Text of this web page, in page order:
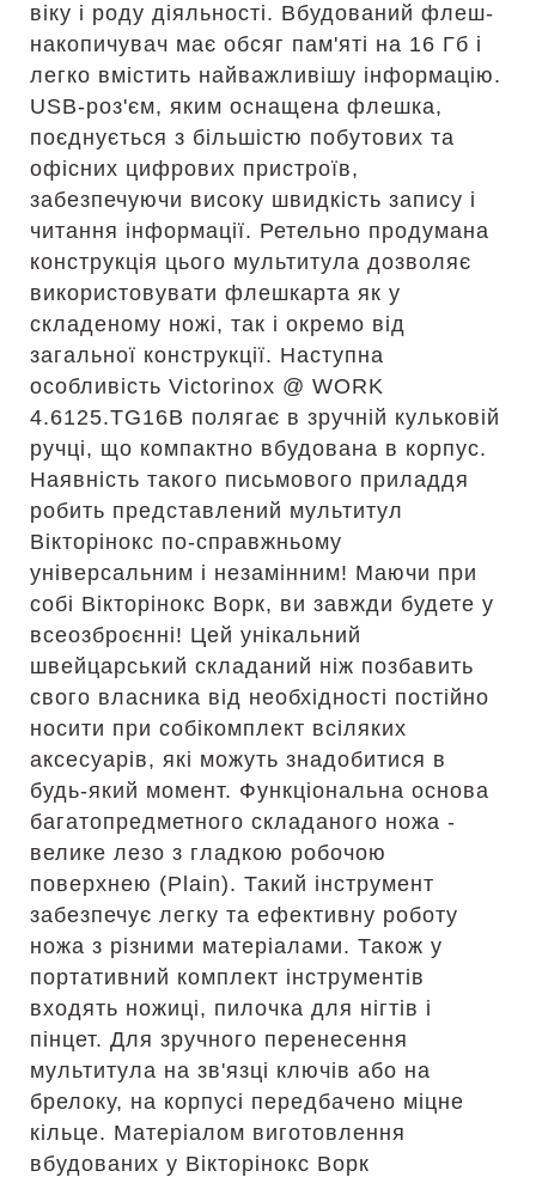
віку і роду діяльності. Вбудований флеш-
накопичувач має обсяг пам'яті на 16 Гб і
легко вмістить найважливішу інформацію.
USB-роз'єм, яким оснащена флешка,
поєднується з більшістю побутових та
офісних цифрових пристроїв,
забезпечуючи високу швидкість запису і
читання інформації. Ретельно продумана
конструкція цього мультитула дозволяє
використовувати флешкарта як у
складеному ножі, так і окремо від
загальної конструкції. Наступна
особливість Victorinox @ WORK
4.6125.TG16B полягає в зручній кульковій
ручці, що компактно вбудована в корпус.
Наявність такого письмового приладдя
робить представлений мультитул
Вікторінокс по-справжньому
універсальним і незамінним! Маючи при
собі Вікторінокс Ворк, ви завжди будете у
всеозброєнні! Цей унікальний
швейцарський складаний ніж позбавить
свого власника від необхідності постійно
носити при собікомплект всіляких
аксесуарів, які можуть знадобитися в
будь-який момент. Функціональна основа
багатопредметного складаного ножа -
велике лезо з гладкою робочою
поверхнею (Plain). Такий інструмент
забезпечує легку та ефективну роботу
ножа з різними матеріалами. Також у
портативний комплект інструментів
входять ножиці, пилочка для нігтів і
пінцет. Для зручного перенесення
мультитула на зв'язці ключів або на
брелоку, на корпусі передбачено міцне
кільце. Матеріалом виготовлення
вбудованих у Вікторінокс Ворк